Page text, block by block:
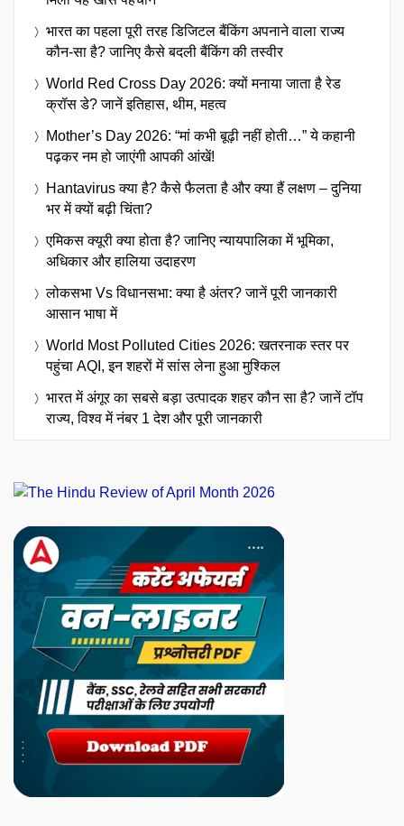
भारत का पहला पूरी तरह डिजिटल बैंकिंग अपनाने वाला राज्य
कौन-सा है? जानिए कैसे बदली बैंकिंग की तस्वीर
World Red Cross Day 2026: क्यों मनाया जाता है रेड
क्रॉस डे? जानें इतिहास, थीम, महत्व
Mother’s Day 2026: “मां कभी बूढ़ी नहीं होती…” ये कहानी
पढ़कर नम हो जाएंगी आपकी आंखें!
Hantavirus क्या है? कैसे फैलता है और क्या हैं लक्षण – दुनिया
भर में क्यों बढ़ी चिंता?
एमिकस क्यूरी क्या होता है? जानिए न्यायपालिका में भूमिका,
अधिकार और हालिया उदाहरण
लोकसभा Vs विधानसभा: क्या है अंतर? जानें पूरी जानकारी
आसान भाषा में
World Most Polluted Cities 2026: खतरनाक स्तर पर
पहुंचा AQI, इन शहरों में सांस लेना हुआ मुश्किल
भारत में अंगूर का सबसे बड़ा उत्पादक शहर कौन सा है? जानें टॉप
राज्य, विश्व में नंबर 1 देश और पूरी जानकारी